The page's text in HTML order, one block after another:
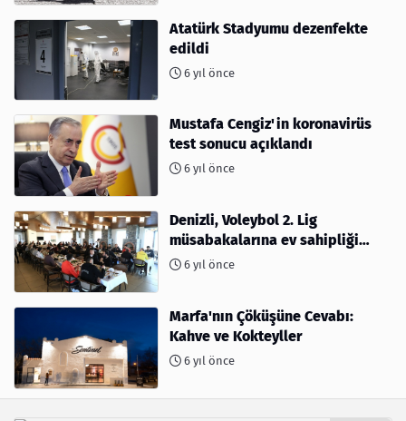
Atatürk Stadyumu dezenfekte
edildi
6 yıl önce
Mustafa Cengiz'in koronavirüs
test sonucu açıklandı
6 yıl önce
Denizli, Voleybol 2. Lig
müsabakalarına ev sahipliği
yapıyor
6 yıl önce
Marfa'nın Çöküşüne Cevabı:
Kahve ve Kokteyller
6 yıl önce